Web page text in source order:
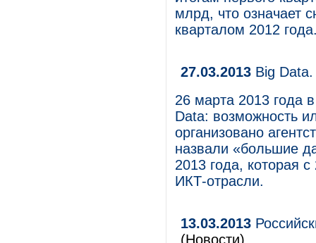
млрд, что означает
кварталом 2012
27.03.2013 Big
26 марта 2013 года
Data: возможность
организовано
назвали «большие
2013 года, которая
ИКТ-отрасли.
13.03.2013
(Новости)